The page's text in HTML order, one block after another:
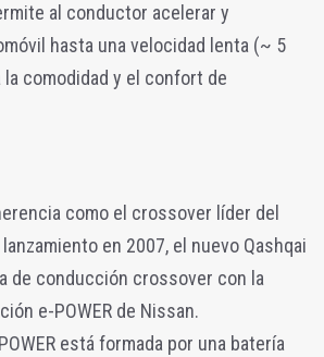
al conductor acelerar y
hasta una velocidad lenta (~ 5
la comodidad y el confort de
como el crossover líder del
en 2007, el nuevo Qashqai
de conducción crossover con la
e-POWER de Nissan.
está formada por una batería